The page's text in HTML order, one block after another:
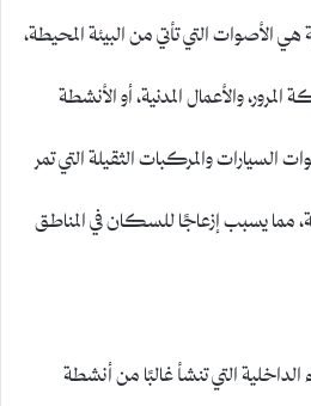
الأصوات التي تأتي من البيئة المحيطة،
والأعمال المدنية، أو الأنشطة
السيارات والمركبات الثقيلة التي تمر
يسبب إزعاجًا للسكان في المناطق
التي تنشأ غالبًا من أنشطة